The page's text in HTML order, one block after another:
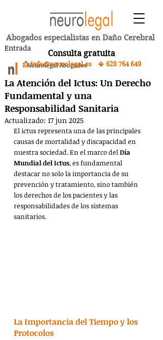
Abogados especialistas en Daño Cerebral
Consulta gratuita
📩 info@neurolegal.es 📳 628 764 649
Entrada
La Atención del Ictus: Un Derecho
Fundamental y una
Responsabilidad Sanitaria
Neurolegal Abogados
Actualizado: 17 jun 2025
El ictus representa una de las principales
causas de mortalidad y discapacidad en
nuestra sociedad. En el marco del Día
Mundial del Ictus, es fundamental
destacar no solo la importancia de su
prevención y tratamiento, sino también
los derechos de los pacientes y las
responsabilidades de los sistemas
sanitarios.
La Importancia del Tiempo y los
Protocolos